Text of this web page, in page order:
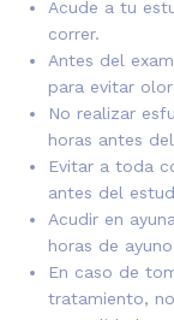
Acude a tu
correr.
Antes del
para evitar
No realizar
horas antes
Evitar a toda
antes del
Acudir en
horas de
En caso de
tratamiento,